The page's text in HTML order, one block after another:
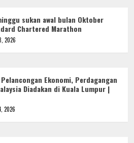
sukan awal bulan Oktober
Chartered Marathon
2026
Ekonomi, Perdagangan
Diadakan di Kuala Lumpur |
2026